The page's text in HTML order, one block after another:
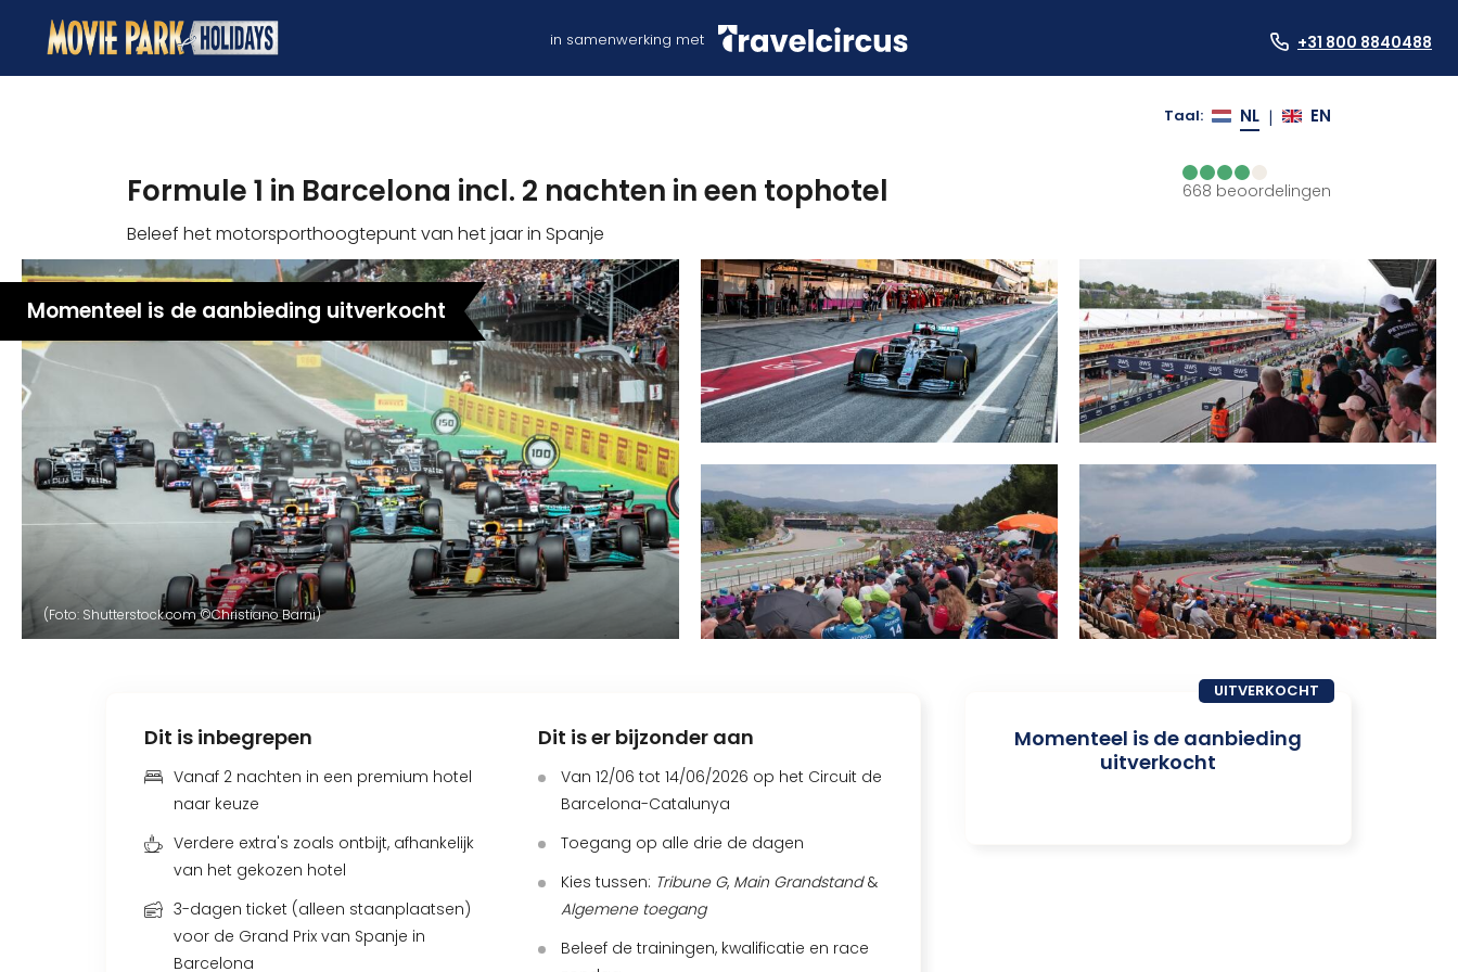
in samenwerking met +31 800 8840488
Taal: NL | EN
Formule 1 in Barcelona incl. 2 nachten in een tophotel 668 beoordelingen
Beleef het motorsporthoogtepunt van het jaar in Spanje
Momenteel is de aanbieding uitverkocht
(Foto: Shutterstock.com ©Christiano Barni)
UITVERKOCHT
Momenteel is de aanbieding
uitverkocht
Dit is inbegrepen
Vanaf 2 nachten in een premium hotel
naar keuze
Verdere extra's zoals ontbijt, afhankelijk
van het gekozen hotel
3-dagen ticket (alleen staanplaatsen)
voor de Grand Prix van Spanje in
Barcelona
Dit is er bijzonder aan
Van 12/06 tot 14/06/2026 op het Circuit de
Barcelona-Catalunya
Toegang op alle drie de dagen
Kies tussen: Tribune G, Main Grandstand&
Algemene toegang
Beleef de trainingen, kwalificatie en race